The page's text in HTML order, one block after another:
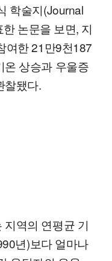
학술지(Journal
논문을 보면, 지
여한 21만9천187
온 상승과 우울증
찰됐다.
역의 연평균 기
년)보다 얼마나